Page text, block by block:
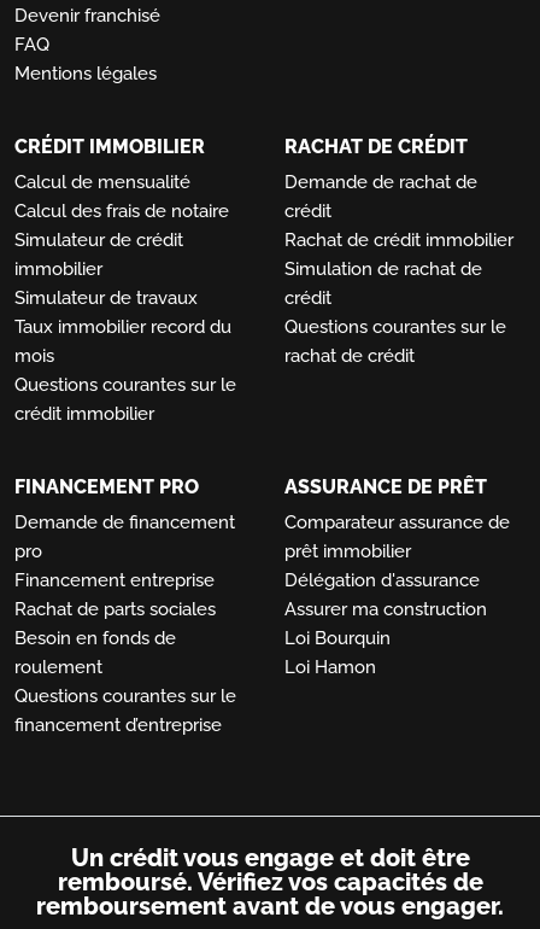
Devenir franchisé
FAQ
Mentions légales
CRÉDIT IMMOBILIER
Calcul de mensualité
Calcul des frais de notaire
Simulateur de crédit
immobilier
Simulateur de travaux
Taux immobilier record du
mois
Questions courantes sur le
crédit immobilier
RACHAT DE CRÉDIT
Demande de rachat de
crédit
Rachat de crédit immobilier
Simulation de rachat de
crédit
Questions courantes sur le
rachat de crédit
FINANCEMENT PRO
Demande de financement
pro
Financement entreprise
Rachat de parts sociales
Besoin en fonds de
roulement
Questions courantes sur le
financement d’entreprise
ASSURANCE DE PRÊT
Comparateur assurance de
prêt immobilier
Délégation d'assurance
Assurer ma construction
Loi Bourquin
Loi Hamon
Un crédit vous engage et doit être
remboursé. Vérifiez vos capacités de
remboursement avant de vous engager.